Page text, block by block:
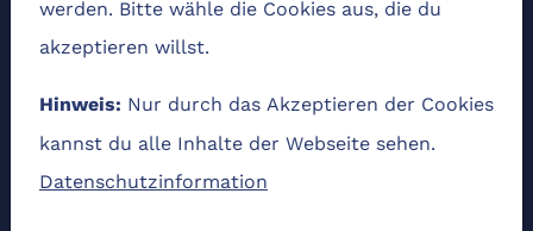
werden. Bitte wähle die Cookies aus, die du
akzeptieren willst.
Hinweis: Nur durch das Akzeptieren der Cookies
kannst du alle Inhalte der Webseite sehen.
Datenschutzinformation
Zu den Begriffen Entrepreneurship &
Entrepreneur/ Entrepreneurin
7 Mythen über Entrepreneurship
Arten von Entrepreneurship und
Entrepreneurship als Methode